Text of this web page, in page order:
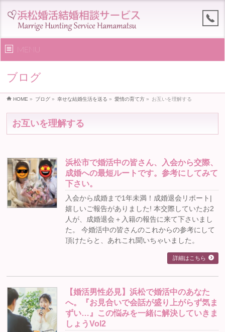
MENU
ブログ
HOME » ブログ » 幸せな結婚生活を送る » 愛情の育て方 » お互いを理解する
お互いを理解する
浜松市で婚活中の皆さん、入会から交際、
成婚への最短ルートです。参考にしてみて
下さい。
入会から成婚まで1年未満！成婚退会リポート|
嬉しいご報告がありました! 本交際していたお2
人が、成婚退会＋入籍の報告に来て下さいまし
た。 今婚活中の皆さんのこれからの参考にして
頂けたらと、あれこれ聞いちゃいました。
詳細はこちら
【婚活男性必見】浜松で婚活中のあなた
へ。『お見合いで会話が盛り上がらず気ま
ずい…』この悩みを一緒に解決していきま
しょうVol2